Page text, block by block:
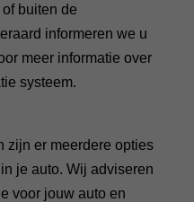
buiten de
informeren we u
meer informatie over
systeem.
zijn er meerdere opties
je auto. Wij adviseren
voor jouw auto en